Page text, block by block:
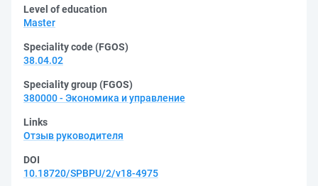
Level of education
Master
Speciality code (FGOS)
38.04.02
Speciality group (FGOS)
380000 - Экономика и управление
Links
Отзыв руководителя
DOI
10.18720/SPBPU/2/v18-4975